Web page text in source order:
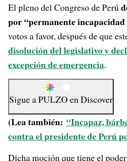
El pleno del Congreso de Perú
por “permanente
votos a favor, después de que
disolución del legislativo y
excepción de emergencia.
Sigue aPULZO enDiscover
(Lea también: “Incapaz,
contra el presidente de Perú
Dicha moción que tiene el